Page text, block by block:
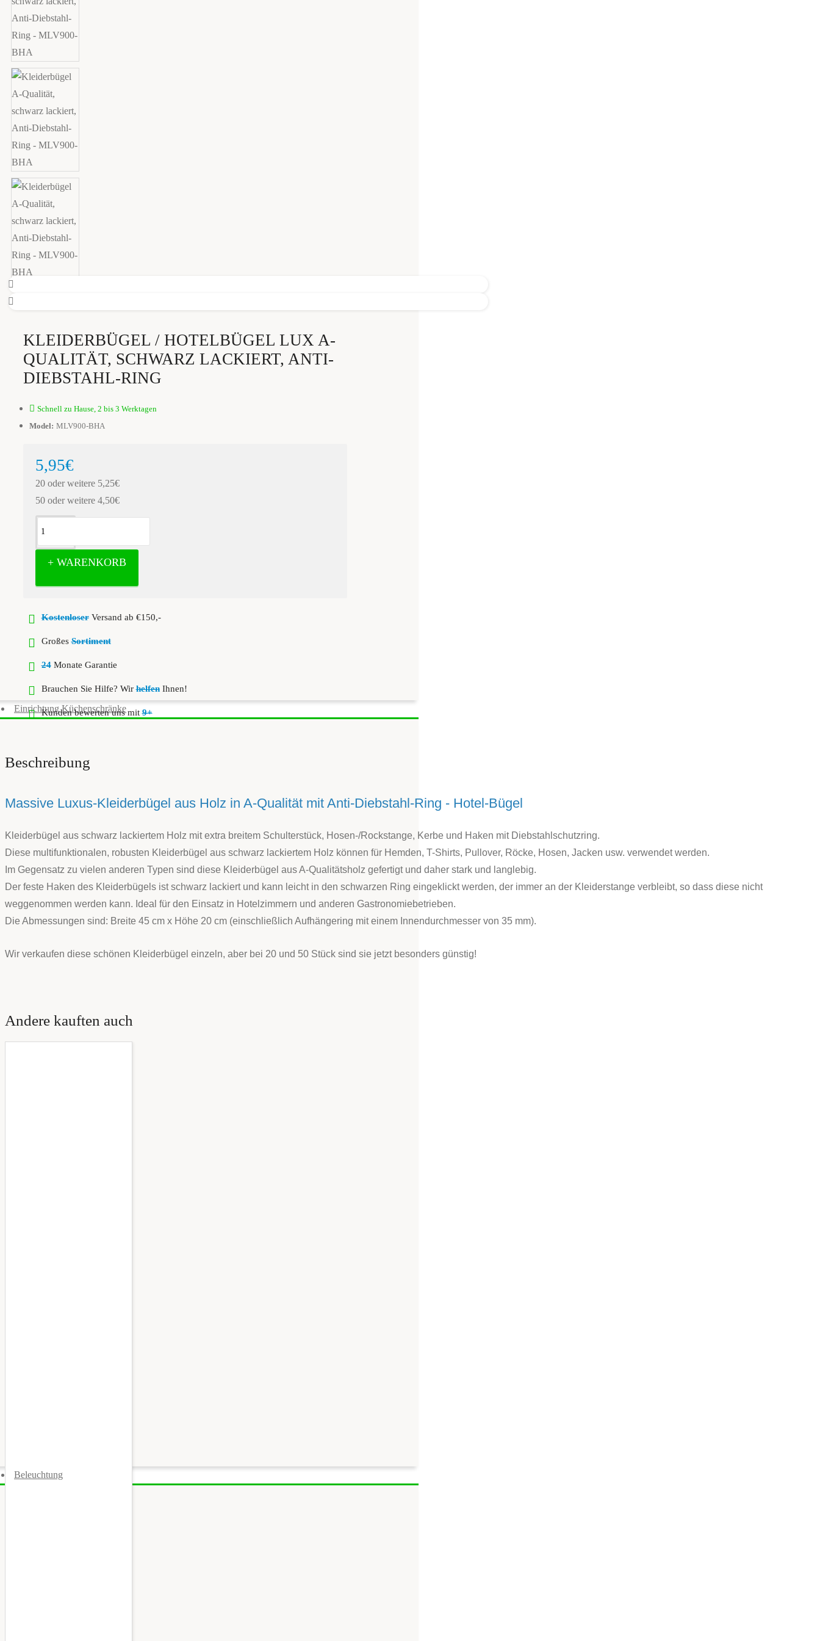
Einrichtung Küchenschränke
Beleuchtung
KLEIDERBÜGEL / HOTELBÜGEL LUX A-
QUALITÄT, SCHWARZ LACKIERT, ANTI-
DIEBSTAHL-RING
Schnell zu Hause, 2 bis 3 Werktagen
Model: MLV900-BHA
5,95€
20 oder weitere 5,25€
50 oder weitere 4,50€
+ WARENKORB
KostenloserVersand ab €150,-
GroßesSortiment
24Monate Garantie
Brauchen Sie Hilfe? WirhelfenIhnen!
Kunden bewerten uns mit9+
Beschreibung
Massive Luxus-Kleiderbügel aus Holz in A-Qualität mit Anti-Diebstahl-Ring - Hotel-Bügel
Kleiderbügel aus schwarz lackiertem Holz mit extra breitem Schulterstück, Hosen-/Rockstange, Kerbe und Haken mit Diebstahlschutzring.
Diese multifunktionalen, robusten Kleiderbügel aus schwarz lackiertem Holz können für Hemden, T-Shirts, Pullover, Röcke, Hosen, Jacken usw. verwendet werden.
Im Gegensatz zu vielen anderen Typen sind diese Kleiderbügel aus A-Qualitätsholz gefertigt und daher stark und langlebig.
Der feste Haken des Kleiderbügels ist schwarz lackiert und kann leicht in den schwarzen Ring eingeklickt werden, der immer an der Kleiderstange verbleibt, so dass diese nicht
weggenommen werden kann. Ideal für den Einsatz in Hotelzimmern und anderen Gastronomiebetrieben.
Die Abmessungen sind: Breite 45 cm x Höhe 20 cm (einschließlich Aufhängering mit einem Innendurchmesser von 35 mm).
Wir verkaufen diese schönen Kleiderbügel einzeln, aber bei 20 und 50 Stück sind sie jetzt besonders günstig!
Andere kauften auch